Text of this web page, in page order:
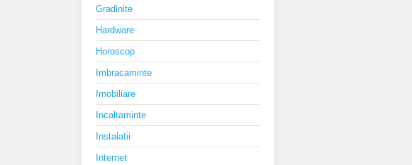
Gradinite
Hardware
Horoscop
Imbracaminte
Imobiliare
Incaltaminte
Instalatii
Internet